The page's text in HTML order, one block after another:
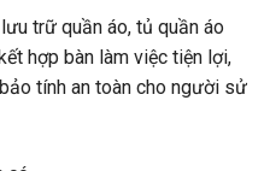
trữ quần áo, tủ quần áo
hợp bàn làm việc tiện lợi,
tính an toàn cho người sử